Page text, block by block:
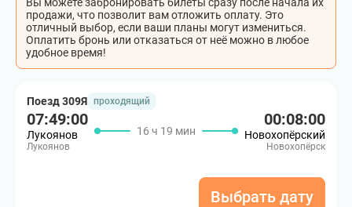
продажи, что позволит вам отложить оплату. Это
отличный выбор, если ваши планы могут измениться.
Оплатить бронь или отказаться от неё можно в любое
удобное время!
Поезд 309Я проходящий
07:49:00
Лукоянов
Лукоянов
16 ч 19 мин
00:08:00
Новохопёрский
Новохопёрск
Выбрать дату